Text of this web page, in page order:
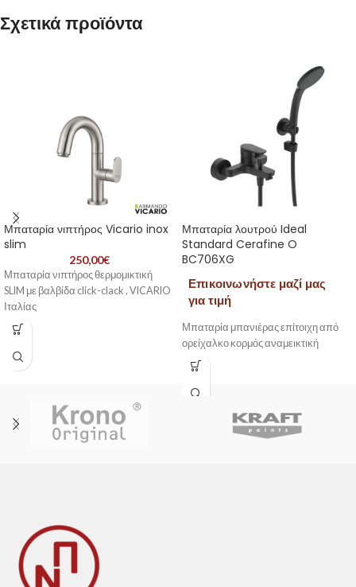
Σχετικά προϊόντα
Μπαταρία νιπτήρος Vicario inox
slim
250,00€
Μπαταρία νιπτήρος θερμομικτική
SLIM με βαλβίδα click-clack , VICARIO
Ιταλίας
Μπαταρία λουτρού Ideal
Standard Cerafine O
BC706XG
Επικοινωνήστε μαζί μας
για τιμή
Μπαταρία μπανιέρας επίτοιχη από
ορείχαλκο κορμός αναμεικτική